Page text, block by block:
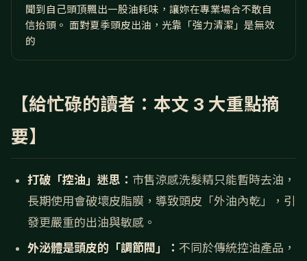
聞到自己頭頂飄出一股油耗味，讓妳在專業場合不敢自
信抬頭。 面對夏季頭皮出油，光靠「強力清潔」是無效
的
【給忙碌的讀者：本文 3 大重點摘
要】
打破「控油」迷思： 市售涼感洗髮精只能暫時去油，
長期使用會破壞皮脂膜，導致頭皮「外油內乾」，引
發更嚴重的出油與敏感。
外泌體是頭皮的「調節閥」： 不同於傳統控油產品，